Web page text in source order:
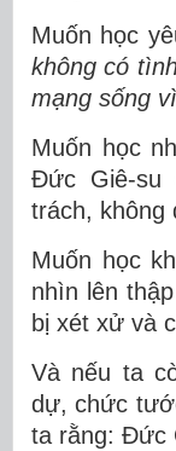
Muốn học
không có
mạng sống
Muốn học
Đức Giê-su
trách, không
Muốn học
nhìn lên
bị xét xử và
Và nếu ta
dự, chức
ta rằng: Đức